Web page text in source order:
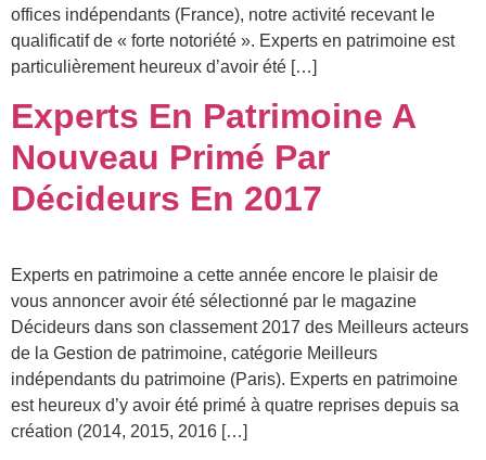
offices indépendants (France), notre activité recevant le
qualificatif de « forte notoriété ». Experts en patrimoine est
particulièrement heureux d’avoir été […]
Experts En Patrimoine A
Nouveau Primé Par
Décideurs En 2017
Experts en patrimoine a cette année encore le plaisir de
vous annoncer avoir été sélectionné par le magazine
Décideurs dans son classement 2017 des Meilleurs acteurs
de la Gestion de patrimoine, catégorie Meilleurs
indépendants du patrimoine (Paris). Experts en patrimoine
est heureux d’y avoir été primé à quatre reprises depuis sa
création (2014, 2015, 2016 […]